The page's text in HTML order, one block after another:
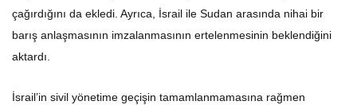
çağırdığını da ekledi. Ayrıca, İsrail ile Sudan arasında nihai bir
barış anlaşmasının imzalanmasının ertelenmesinin beklendiğini
aktardı.
İsrail’in sivil yönetime geçişin tamamlanmamasına rağmen